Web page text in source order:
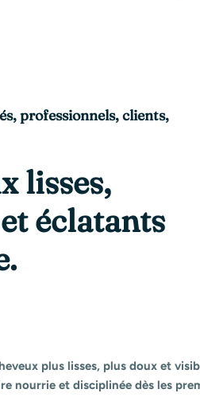
professionnels, clients,
lisses,
éclatants
plus lisses, plus doux et
nourrie et disciplinée dès les